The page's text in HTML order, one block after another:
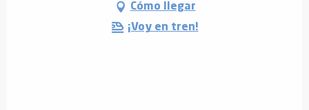
Cómo llegar
¡Voy en tren!